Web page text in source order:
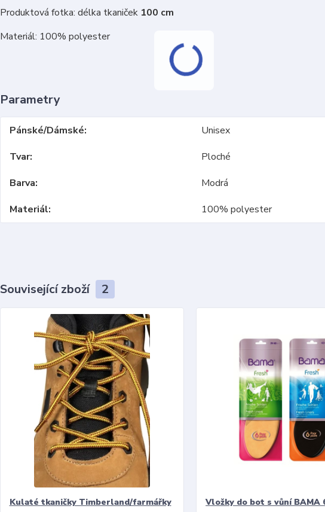
Produktová fotka: délka tkaniček 100 cm
Materiál: 100% polyester
Parametry
Pánské/Dámské
Unisex
Tvar
Ploché
Barva
Modrá
Materiál
100% polyester
Související zboží 2
Kulaté tkaničky Timberland/farmářky Vložky do bot s vůní BAMA